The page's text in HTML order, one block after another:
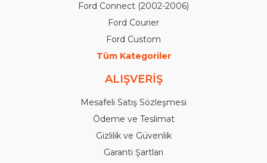
Ford Connect (2002-2006)
Ford Courier
Ford Custom
Tüm Kategoriler
ALIŞVERİŞ
Mesafeli Satış Sözleşmesi
Ödeme ve Teslimat
Gizlilik ve Güvenlik
Garanti Şartları